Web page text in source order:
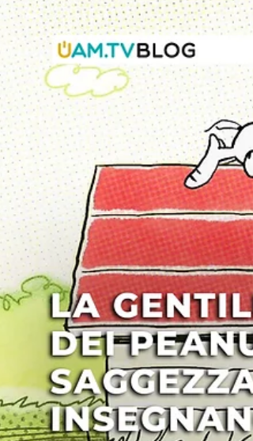
circolare, delle fine necessarie e dei
nuovi inizi che maturano nel silenzio.